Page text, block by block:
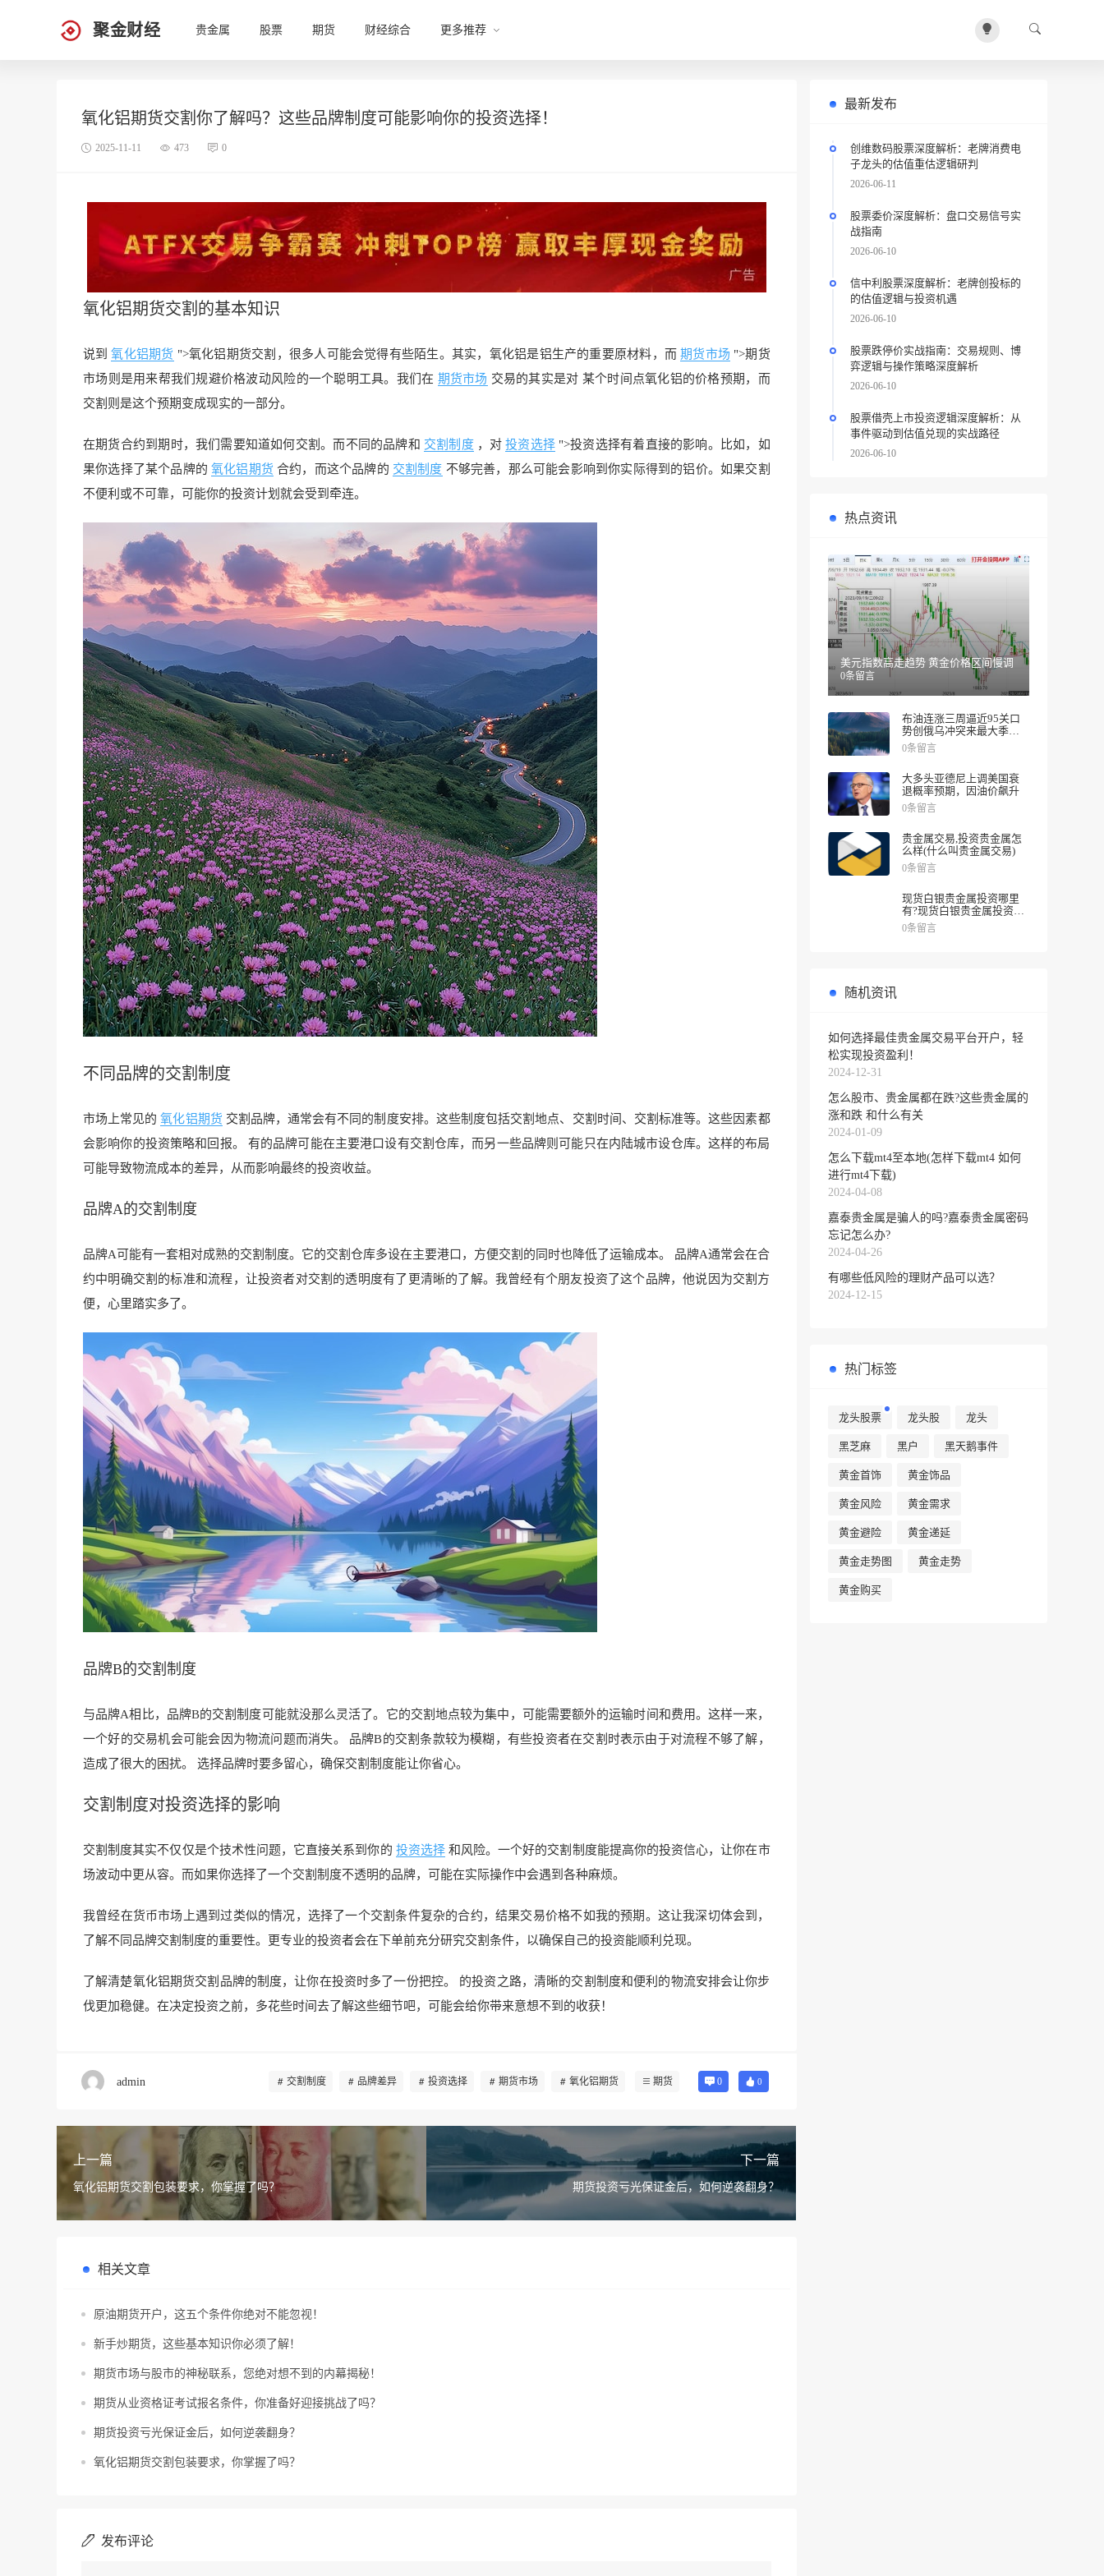
聚金财经 贵金属 股票 期货 财经综合 更多推荐
氧化铝期货交割你了解吗？这些品牌制度可能影响你的投资选择！
2025-11-11 473 0
氧化铝期货交割的基本知识
说到 氧化铝期货 ">氧化铝期货交割，很多人可能会觉得有些陌生。其实，氧化铝是铝生产的重要原材料，而 期货市场 ">期货
市场则是用来帮我们规避价格波动风险的一个聪明工具。我们在 期货市场 交易的其实是对 某个时间点氧化铝的价格预期，而
交割则是这个预期变成现实的一部分。
在期货合约到期时，我们需要知道如何交割。而不同的品牌和 交割制度 ，对 投资选择 ">投资选择有着直接的影响。比如，如
果你选择了某个品牌的 氧化铝期货 合约，而这个品牌的 交割制度 不够完善，那么可能会影响到你实际得到的铝价。如果交割
不便利或不可靠，可能你的投资计划就会受到牵连。
不同品牌的交割制度
市场上常见的 氧化铝期货 交割品牌，通常会有不同的制度安排。这些制度包括交割地点、交割时间、交割标准等。这些因素都
会影响你的投资策略和回报。 有的品牌可能在主要港口设有交割仓库，而另一些品牌则可能只在内陆城市设仓库。这样的布局
可能导致物流成本的差异，从而影响最终的投资收益。
品牌A的交割制度
品牌A可能有一套相对成熟的交割制度。它的交割仓库多设在主要港口，方便交割的同时也降低了运输成本。 品牌A通常会在合
约中明确交割的标准和流程，让投资者对交割的透明度有了更清晰的了解。我曾经有个朋友投资了这个品牌，他说因为交割方
便，心里踏实多了。
品牌B的交割制度
与品牌A相比，品牌B的交割制度可能就没那么灵活了。它的交割地点较为集中，可能需要额外的运输时间和费用。这样一来，
一个好的交易机会可能会因为物流问题而消失。 品牌B的交割条款较为模糊，有些投资者在交割时表示由于对流程不够了解，
造成了很大的困扰。 选择品牌时要多留心，确保交割制度能让你省心。
交割制度对投资选择的影响
交割制度其实不仅仅是个技术性问题，它直接关系到你的 投资选择 和风险。一个好的交割制度能提高你的投资信心，让你在市
场波动中更从容。而如果你选择了一个交割制度不透明的品牌，可能在实际操作中会遇到各种麻烦。
我曾经在货币市场上遇到过类似的情况，选择了一个交割条件复杂的合约，结果交易价格不如我的预期。这让我深切体会到，
了解不同品牌交割制度的重要性。更专业的投资者会在下单前充分研究交割条件，以确保自己的投资能顺利兑现。
了解清楚氧化铝期货交割品牌的制度，让你在投资时多了一份把控。 的投资之路，清晰的交割制度和便利的物流安排会让你步
伐更加稳健。在决定投资之前，多花些时间去了解这些细节吧，可能会给你带来意想不到的收获！
admin 交割制度 品牌差异 投资选择 期货市场 氧化铝期货 期货 0 0
上一篇
氧化铝期货交割包装要求，你掌握了吗？
下一篇
期货投资亏光保证金后，如何逆袭翻身？
相关文章
原油期货开户，这五个条件你绝对不能忽视！
新手炒期货，这些基本知识你必须了解！
期货市场与股市的神秘联系，您绝对想不到的内幕揭秘！
期货从业资格证考试报名条件，你准备好迎接挑战了吗？
期货投资亏光保证金后，如何逆袭翻身？
氧化铝期货交割包装要求，你掌握了吗？
发布评论
最新发布
创维数码股票深度解析：老牌消费电
子龙头的估值重估逻辑研判
2026-06-11
股票委价深度解析：盘口交易信号实
战指南
2026-06-10
信中利股票深度解析：老牌创投标的
的估值逻辑与投资机遇
2026-06-10
股票跌停价实战指南：交易规则、博
弈逻辑与操作策略深度解析
2026-06-10
股票借壳上市投资逻辑深度解析：从
事件驱动到估值兑现的实战路径
2026-06-10
热点资讯
美元指数高走趋势 黄金价格区间慢调
0条留言
布油连涨三周逼近95关口
势创俄乌冲突来最大季度
涨幅
0条留言
大多头亚德尼上调美国衰
退概率预期，因油价飙升
0条留言
贵金属交易,投资贵金属怎
么样(什么叫贵金属交易)
0条留言
现货白银贵金属投资哪里
有?现货白银贵金属投资被
诱导投资亏损
0条留言
随机资讯
如何选择最佳贵金属交易平台开户，轻
松实现投资盈利！
2024-12-31
怎么股市、贵金属都在跌?这些贵金属的
涨和跌 和什么有关
2024-01-09
怎么下载mt4至本地(怎样下载mt4 如何
进行mt4下载)
2024-04-08
嘉泰贵金属是骗人的吗?嘉泰贵金属密码
忘记怎么办?
2024-04-26
有哪些低风险的理财产品可以选？
2024-12-15
热门标签
龙头股票 龙头股 龙头
黑芝麻 黑户 黑天鹅事件
黄金首饰 黄金饰品
黄金风险 黄金需求
黄金避险 黄金递延
黄金走势图 黄金走势
黄金购买